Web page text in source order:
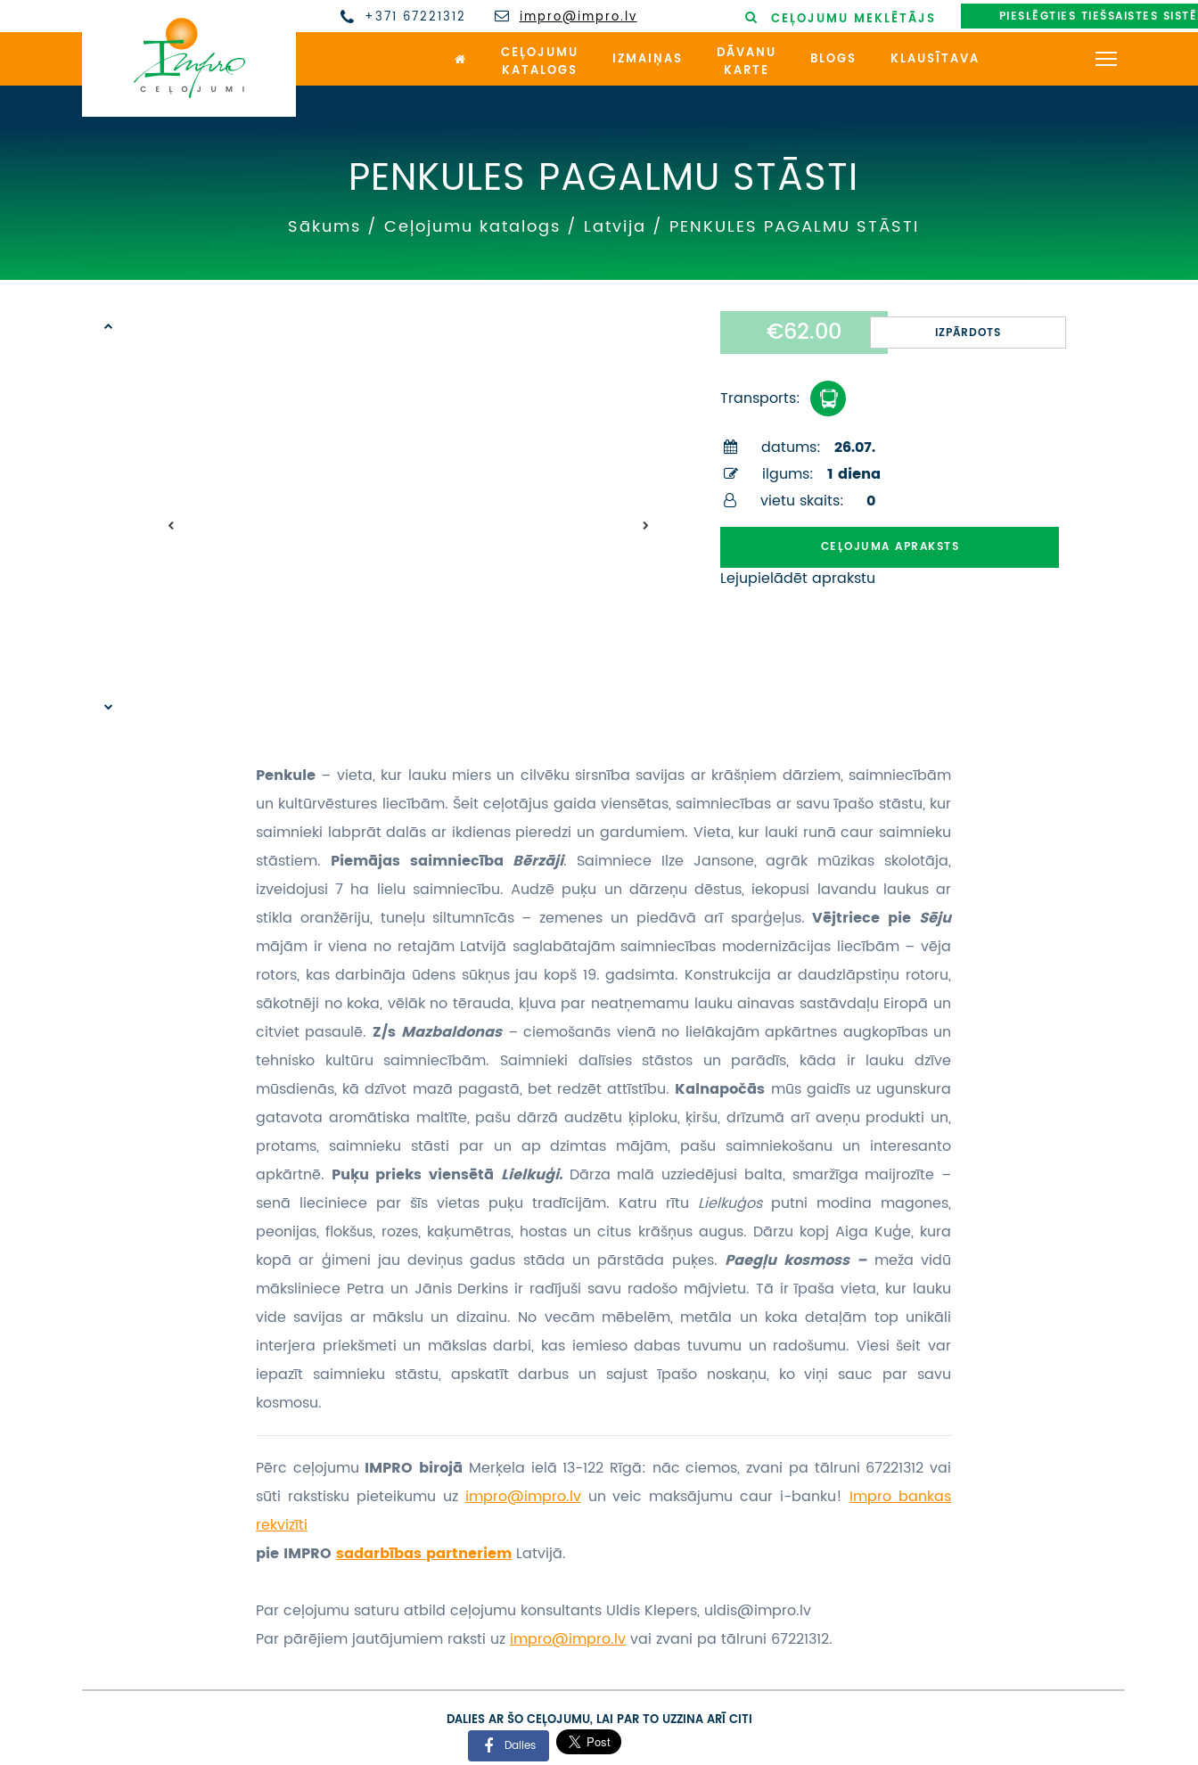
+371 67221312 impro@impro.lv CEĻOJUMU MEKLĒTĀJS PIESLĒGTIES TIEŠSAISTES
CEĻOJUMU
KATALOGS
IZMAIŅAS
DĀVANU
KARTE
BLOGS KLAUSĪTAVA
PIRMSLĪGUMA INFORMĀCIJA,
KLIENTA LĪGUMS,
PENKULES PAGALMU STĀSTI
Sākums / Ceļojumu katalogs / Latvija / PENKULES PAGALMU STĀSTI
€62.00 IZPĀRDOTS
Transports:
datums:
26.07.
ilgums:
1 diena
vietu skaits:
0
CEĻOJUMA APRAKSTS
Lejupielādēt aprakstu
Penkule – vieta, kur lauku miers un cilvēku sirsnība savijas ar krāšņiem dārziem, saimniecībām
un kultūrvēstures liecībām. Šeit ceļotājus gaida viensētas, saimniecības ar savu īpašo stāstu, kur
saimnieki labprāt dalās ar ikdienas pieredzi un gardumiem. Vieta, kur lauki runā caur saimnieku
stāstiem. Piemājas saimniecība Bērzāji. Saimniece Ilze Jansone, agrāk mūzikas skolotāja,
izveidojusi 7 ha lielu saimniecību. Audzē puķu un dārzeņu dēstus, iekopusi lavandu laukus ar
stikla oranžēriju, tuneļu siltumnīcās – zemenes un piedāvā arī sparģeļus.Vējtriece pie Sēju
mājām ir viena no retajām Latvijā saglabātajām saimniecības modernizācijas liecībām – vēja
rotors, kas darbināja ūdens sūkņus jau kopš 19. gadsimta. Konstrukcija ar daudzlāpstiņu rotoru,
sākotnēji no koka, vēlāk no tērauda, kļuva par neatņemamu lauku ainavas sastāvdaļu Eiropā un
citviet pasaulē. Z/s Mazbaldonas – ciemošanās vienā no lielākajām apkārtnes augkopības un
tehnisko kultūru saimniecībām. Saimnieki dalīsies stāstos un parādīs, kāda ir lauku dzīve
mūsdienās, kā dzīvot mazā pagastā, bet redzēt attīstību. Kalnapočās mūs gaidīs uz ugunskura
gatavota aromātiska maltīte, pašu dārzā audzētu ķiploku, ķiršu, drīzumā arī aveņu produkti un,
protams, saimnieku stāsti par un ap dzimtas mājām, pašu saimniekošanu un interesanto
apkārtnē. Puķu prieks viensētā Lielkuģi. Dārza malā uzziedējusi balta, smaržīga maijrozīte –
senā lieciniece par šīs vietas puķu tradīcijām. Katru rītu Lielkuģos putni modina magones,
peonijas, flokšus, rozes, kaķumētras, hostas un citus krāšņus augus. Dārzu kopj Aiga Kuģe, kura
kopā ar ģimeni jau deviņus gadus stāda un pārstāda puķes. Paegļu kosmoss – meža vidū
māksliniece Petra un Jānis Derkins ir radījuši savu radošo mājvietu. Tā ir īpaša vieta, kur lauku
vide savijas ar mākslu un dizainu. No vecām mēbelēm, metāla un koka detaļām top unikāli
interjera priekšmeti un mākslas darbi, kas iemieso dabas tuvumu un radošumu. Viesi šeit var
iepazīt saimnieku stāstu, apskatīt darbus un sajust īpašo noskaņu, ko viņi sauc par savu
kosmosu.
Pērc ceļojumu IMPRO birojā Merķela ielā 13-122 Rīgā: nāc ciemos, zvani pa tālruni 67221312 vai
sūti rakstisku pieteikumu uzimpro@impro.lvun veic maksājumu caur i-banku!Impro bankas
rekvizīti
pie IMPRO sadarbības partneriem Latvijā.
Par ceļojumu saturu atbild ceļojumu konsultants Uldis Klepers, uldis@impro.lv
Par pārējiem jautājumiem raksti uzimpro@impro.lvvai zvani pa tālruni 67221312.
DALIES AR ŠO CEĻOJUMU, LAI PAR TO UZZINA ARĪ CITI
Dalies